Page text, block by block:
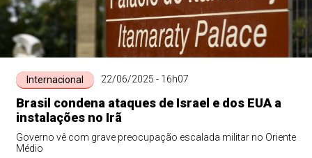
Internacional 22/06/2025 - 16h07
Brasil condena ataques de Israel e dos EUA a
instalações no Irã
Governo vê com grave preocupação escalada militar no Oriente
Médio